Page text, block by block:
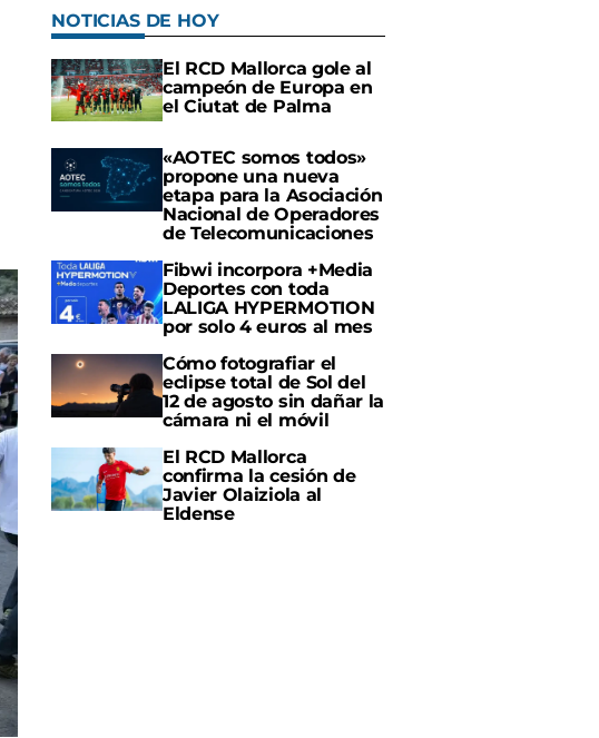
NOTICIAS DE HOY
El RCD Mallorca gole al
campeón de Europa en
el Ciutat de Palma
«AOTEC somos todos»
propone una nueva
etapa para la Asociación
Nacional de Operadores
de Telecomunicaciones
Fibwi incorpora +Media
Deportes con toda
LALIGA HYPERMOTION
por solo 4 euros al mes
Cómo fotografiar el
eclipse total de Sol del
12 de agosto sin dañar la
cámara ni el móvil
El RCD Mallorca
confirma la cesión de
Javier Olaiziola al
Eldense